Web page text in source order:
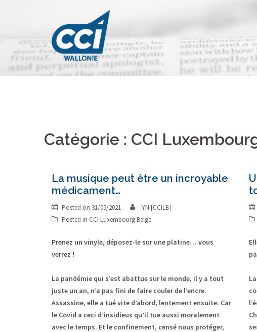
Catégorie : CCI
La musique peut être un incroyable
médicament…
Posted on 31/05/2021
YN [CCILB]
Posted in CCI Luxembourg Belge
Prenez un vinyle, déposez-le sur une platine… vous
verrez !
La pandémie qui s’est abattue sur le monde, il y a tout
juste un an, n’a pas fini de faire couler de l’encre.
Assassine, elle a tué vite d’abord, lentement ensuite. Car
le Covid a ceci d’insidieux qu’il tue aussi moralement
avec le temps. Et le confinement, censé nous protéger,